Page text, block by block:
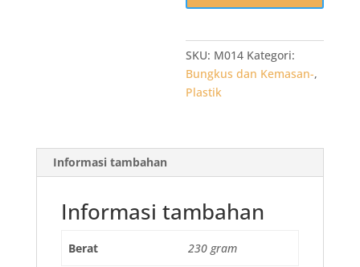
42
x
02
50
SKU: M014 Kategori:
Bungkus dan Kemasan-,
Plastik
Informasi tambahan
Informasi tambahan
Berat 230 gram